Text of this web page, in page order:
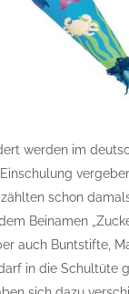
werden im
schon
Beinamen
auch Buntstifte,
in die Schultüte